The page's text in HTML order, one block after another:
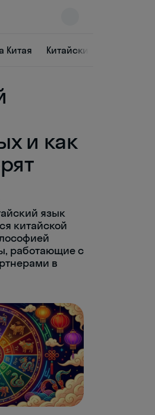
Китая Китайский для
и как
язык
китайской
работающие с
в